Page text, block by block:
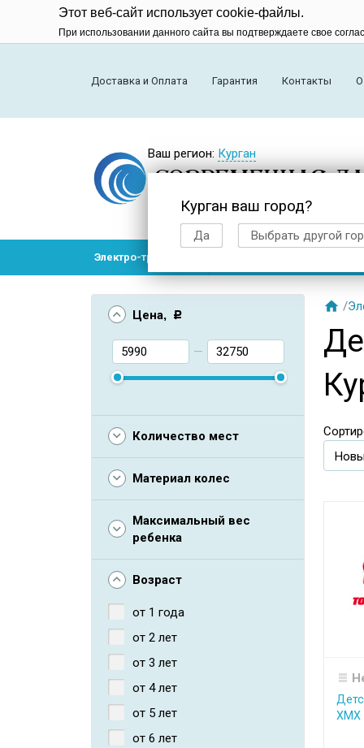
Этот веб-сайт использует cookie-файлы.
При использовании данного сайта вы подтверждаете свое
Доставка и Оплата Гарантия Контакты О
Ваш регион: Курган
Курган ваш город?
Да Выбрать другой
Электро-транспорт
Цена , Р
—
Количество мест
Материал колес
Максимальный вес
ребенка
Возраст
от 1 года
от 2 лет
от 3 лет
от 4 лет
от 5 лет
от 6 лет
 /
XMX